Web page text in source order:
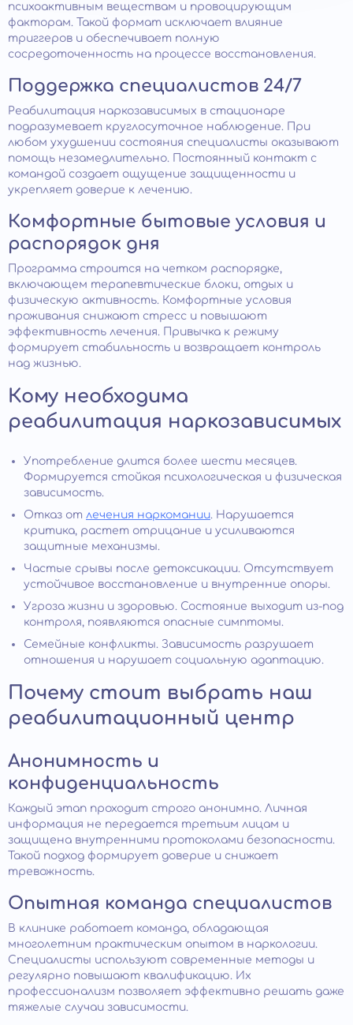
психоактивным веществам и провоцирующим
факторам. Такой формат исключает влияние
триггеров и обеспечивает полную
сосредоточенность на процессе восстановления.
Поддержка специалистов 24/7
Реабилитация наркозависимых в стационаре
подразумевает круглосуточное наблюдение. При
любом ухудшении состояния специалисты оказывают
помощь незамедлительно. Постоянный контакт с
командой создает ощущение защищенности и
укрепляет доверие к лечению.
Комфортные бытовые условия и
распорядок дня
Программа строится на четком распорядке,
включающем терапевтические блоки, отдых и
физическую активность. Комфортные условия
проживания снижают стресс и повышают
эффективность лечения. Привычка к режиму
формирует стабильность и возвращает контроль
над жизнью.
Кому необходима
реабилитация наркозависимых
Употребление длится более шести месяцев.
Формируется стойкая психологическая и физическая
зависимость.
Отказ от лечения наркомании. Нарушается
критика, растет отрицание и усиливаются
защитные механизмы.
Частые срывы после детоксикации. Отсутствует
устойчивое восстановление и внутренние опоры.
Угроза жизни и здоровью. Состояние выходит из-под
контроля, появляются опасные симптомы.
Семейные конфликты. Зависимость разрушает
отношения и нарушает социальную адаптацию.
Почему стоит выбрать наш
реабилитационный центр
Анонимность и
конфиденциальность
Каждый этап проходит строго анонимно. Личная
информация не передается третьим лицам и
защищена внутренними протоколами безопасности.
Такой подход формирует доверие и снижает
тревожность.
Опытная команда специалистов
В клинике работает команда, обладающая
многолетним практическим опытом в наркологии.
Специалисты используют современные методы и
регулярно повышают квалификацию. Их
профессионализм позволяет эффективно решать даже
тяжелые случаи зависимости.